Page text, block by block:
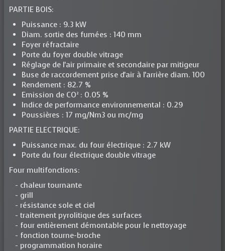
PARTIE BOIS:
Puissance : 9.3 kW
Diam. sortie des fumées : 140 mm
Foyer réfractaire
Porte du foyer double vitrage
Réglage de l'air primaire et secondaire par mitigeur
Buse de raccordement prise d'air à l'arrière diam. 100
Rendement : 82.7 %
Emission de CO² : 0.05 %
Indice de performance environnemental : 0.29
Poussières : 17 mg/Nm3 ou mc/mg
PARTIE ELECTRIQUE:
Puissance max. du four électrique : 2.7 kW
Porte du four électrique double vitrage
Four multifonctions:
- chaleur tournante
- grill
- résistance sole et ciel
- traitement pyrolitique des surfaces
- four entièrement démontable pour le nettoyage
- fonction tourne-broche
- programmation horaire